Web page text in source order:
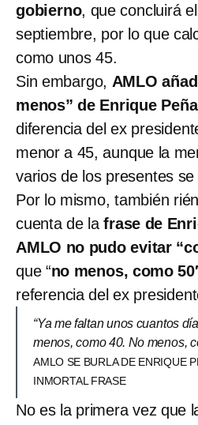
gobierno, que concluirá
septiembre, por lo que
como unos 45.
Sin embargo, AMLO
menos” de Enrique
diferencia del ex
menor a 45, aunque la
varios de los presentes se
Por lo mismo, también
cuenta de lafrase de
AMLO no pudo evitar
que “no menos, como
referencia del ex
“Ya me faltan unos cuantos
menos, como 40. No menos,
AMLO SE BURLA DE ENRIQUE
INMORTAL FRASE
No es la primera vez que